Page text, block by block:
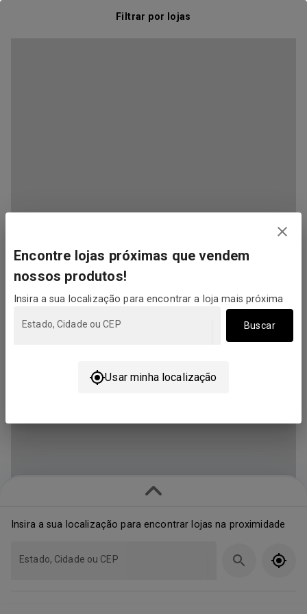
Filtrar por lojas
Encontre lojas próximas que vendem
nossos produtos!
Insira a sua localização para encontrar a loja mais próxima
Estado, Cidade ou CEP Buscar
Usar minha localização
Insira a sua localização para encontrar lojas na proximidade
Estado, Cidade ou CEP